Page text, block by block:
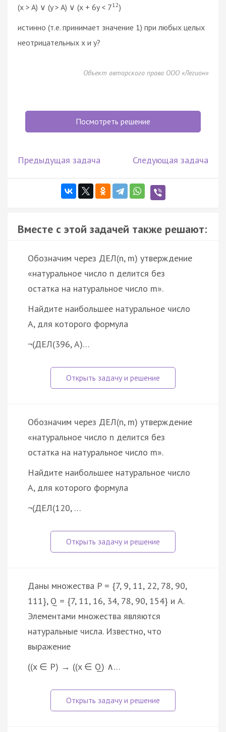
(x > A) ∨ (y > A) ∨ (x + 6y < 712)
истинно (т.е. принимает значение 1) при любых целых
неотрицательных х и у?
Объект авторского права ООО «Легион»
Посмотреть решение
Предыдущая задача Следующая задача
Вместе с этой задачей также решают:
Обозначим через ДЕЛ(n, m) утверждение
«натуральное число n делится без
остатка на натуральное число m».
Найдите наибольшее натуральное число
A, для которого формула
¬(ДЕЛ(396, A)…
Обозначим через ДЕЛ(n, m) утверждение
«натуральное число n делится без
остатка на натуральное число m».
Найдите наибольшее натуральное число
A, для которого формула
¬(ДЕЛ(120, …
Даны множества P = {7, 9, 11, 22, 78, 90,
111}, Q = {7, 11, 16, 34, 78, 90, 154} и A.
Элементами множества являются
натуральные числа. Известно, что
выражение
((x ∈ P) → ((x ∈ Q) ∧…